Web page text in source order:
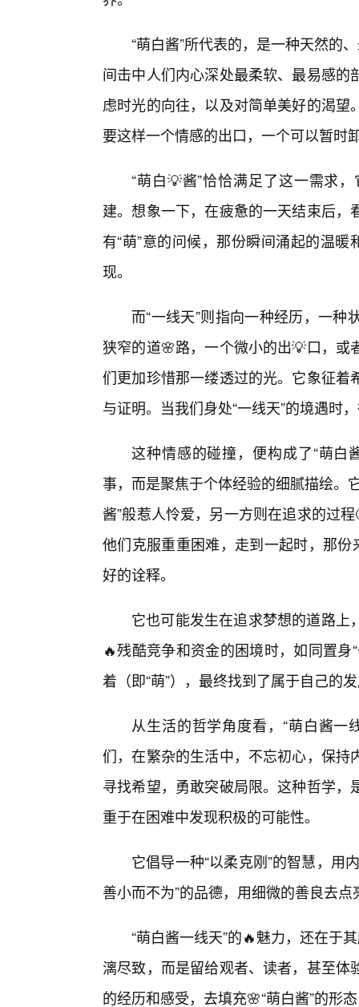
“萌白酱”所代表的，是一种天然的
间击中人们内心深处最柔软、最易感
虑时光的向往，以及对简单美好的渴
要这样一个情感的出口，一个可以暂时
“萌白💡酱”恰恰满足了这一需求
建。想象一下，在疲惫的一天结束后
有“萌”意的问候，那份瞬间涌起的温
现。
而“一线天”则指向一种经历，一
狭窄的道🌸路，一个微小的出💡口，
们更加珍惜那一缕透过的光。它象征
与证明。当我们身处“一线天”的境遇时
这种情感的碰撞，便构成了“萌白
事，而是聚焦于个体经验的细腻描绘。
酱”般惹人怜爱，另一方则在追求的过
他们克服重重困难，走到一起时，那
好的诠释。
它也可能发生在追求梦想的道路
🔥残酷竞争和资金的困境时，如同置
着（即“萌”），最终找到了属于自己的
从生活的哲学角度看，“萌白酱一
们，在繁杂的生活中，不忘初心，保
寻找希望，勇敢突破局限。这种哲学
重于在困难中发现积极的可能性。
它倡导一种“以柔克刚”的智慧，用
善小而不为”的品德，用细微的善良去
“萌白酱一线天”的🔥魅力，还在于
漓尽致，而是留给观者、读者，甚至
的经历和感受，去填充🌸“萌白酱”的形